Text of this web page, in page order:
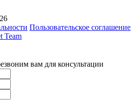
Пользовательское соглашение
Team
вам для консультации